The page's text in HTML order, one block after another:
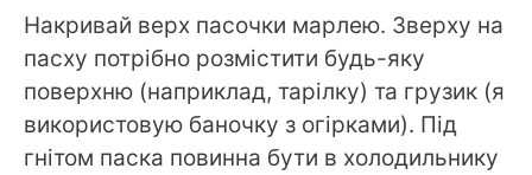
Накривай верх пасочки марлею. Зверху на
пасху потрібно розмістити будь-яку
поверхню (наприклад, тарілку) та грузик (я
використовую баночку з огірками). Під
гнітом паска повинна бути в холодильнику